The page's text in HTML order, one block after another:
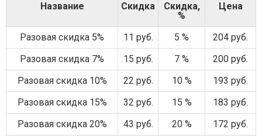
Название Скидка
Скидка,
%
Цена
Разовая скидка 5% 11 руб. 5 %
204 руб.
Разовая скидка 7%
15 руб. 7 %
200 руб.
Разовая скидка 10%
22 руб. 10 %
193 руб.
Разовая скидка 15%
32 руб. 15 %
183 руб.
Разовая скидка 20%
43 руб. 20 %
172 руб.